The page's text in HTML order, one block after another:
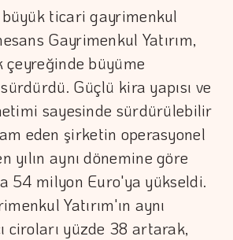
ticari gayrimenkul
Gayrimenkul Yatırım,
çeyreğinde büyüme
Güçlü kira yapısı ve
sayesinde sürdürülebilir
eden şirketin operasyonel
yılın aynı dönemine göre
54 milyon Euro'ya yükseldi.
Yatırım'ın aynı
ciroları yüzde 38 artarak,